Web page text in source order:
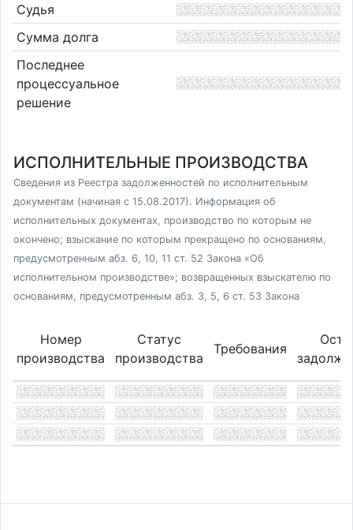
Судья
Сумма долга
Последнее
процессуальное
решение
ИСПОЛНИТЕЛЬНЫЕ ПРОИЗВОДСТВА
Сведения из Реестра задолженностей по исполнительным
документам (начиная с 15.08.2017). Информация об
исполнительных документах, производство по которым не
окончено; взыскание по которым прекращено по основаниям,
предусмотренным абз. 6, 10, 11 ст. 52 Закона «Об
исполнительном производстве»; возвращенных взыскателю по
основаниям, предусмотренным абз. 3, 5, 6 ст. 53 Закона
Номер
производства
Статус
производства
Требования